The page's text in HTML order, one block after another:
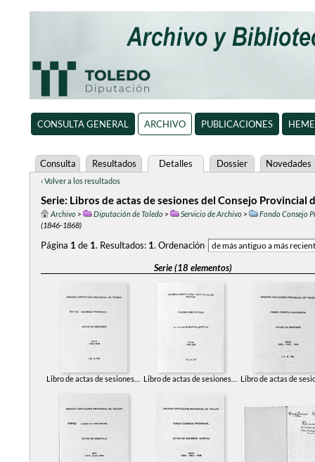
CONSULTA GENERAL ARCHIVO PUBLICACIONES
Consulta Resultados Detalles Dossier Novedades
‹ Volver a los resultados
Serie: Libros de actas de sesiones del Consejo Provincial
Archivo> Diputación de Toledo> Servicio de Archivo>
Fondo Consejo
(1846-1868)
Página 1 de 1. Resultados: 1. Ordenación
Serie (18 elementos)